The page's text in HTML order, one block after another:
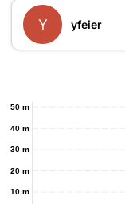
Y yfeier
10 m
20 m
30 m
40 m
50 m